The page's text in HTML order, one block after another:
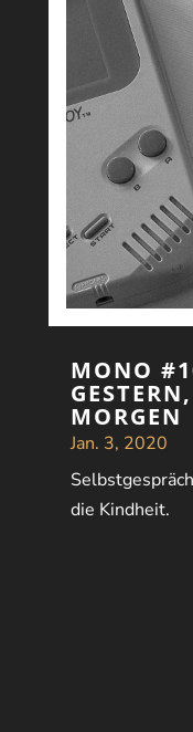
MONO
MORGEN
Jan. 3, 2020
die Kindheit.